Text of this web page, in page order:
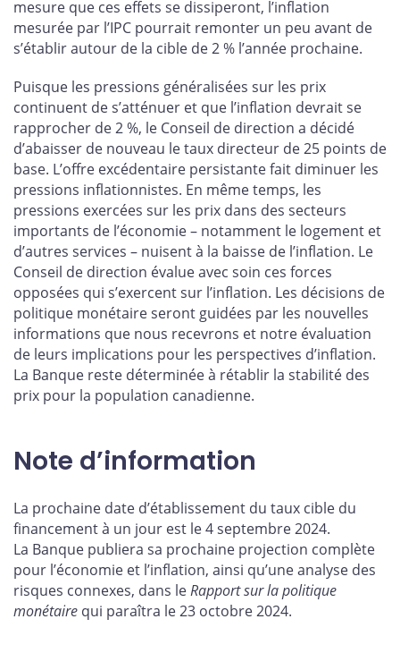
mesure que ces effets se dissiperont, l’inflation
mesurée par l’IPC pourrait remonter un peu avant de
s’établir autour de la cible de 2 % l’année prochaine.
Puisque les pressions généralisées sur les prix
continuent de s’atténuer et que l’inflation devrait se
rapprocher de 2 %, le Conseil de direction a décidé
d’abaisser de nouveau le taux directeur de 25 points de
base. L’offre excédentaire persistante fait diminuer les
pressions inflationnistes. En même temps, les
pressions exercées sur les prix dans des secteurs
importants de l’économie – notamment le logement et
d’autres services – nuisent à la baisse de l’inflation. Le
Conseil de direction évalue avec soin ces forces
opposées qui s’exercent sur l’inflation. Les décisions de
politique monétaire seront guidées par les nouvelles
informations que nous recevrons et notre évaluation
de leurs implications pour les perspectives d’inflation.
La Banque reste déterminée à rétablir la stabilité des
prix pour la population canadienne.
Note d’information
La prochaine date d’établissement du taux cible du
financement à un jour est le 4 septembre 2024.
La Banque publiera sa prochaine projection complète
pour l’économie et l’inflation, ainsi qu’une analyse des
risques connexes, dans leRapportsur la politique
monétaire qui paraîtra le 23 octobre 2024.